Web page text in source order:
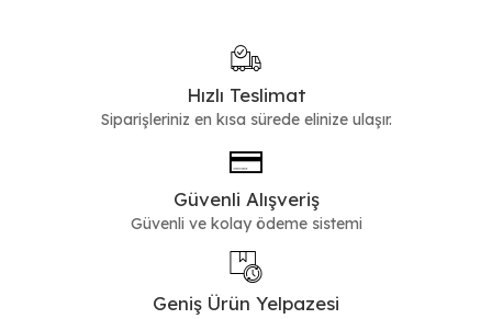
Hızlı Teslimat
Siparişleriniz en kısa sürede elinize ulaşır.
Güvenli Alışveriş
Güvenli ve kolay ödeme sistemi
Geniş Ürün Yelpazesi